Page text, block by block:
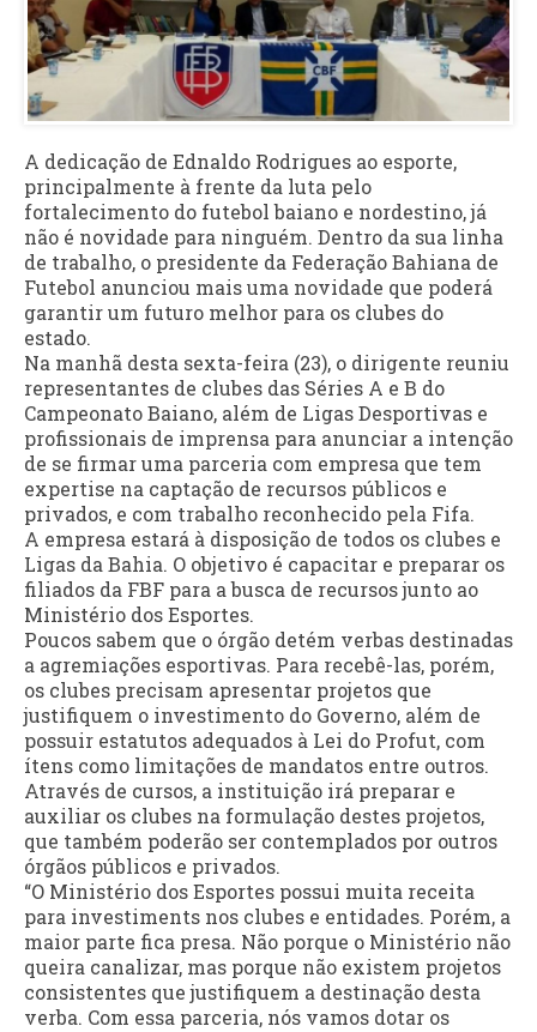
A dedicação de Ednaldo Rodrigues ao esporte,
principalmente à frente da luta pelo
fortalecimento do futebol baiano e nordestino, já
não é novidade para ninguém. Dentro da sua linha
de trabalho, o presidente da Federação Bahiana de
Futebol anunciou mais uma novidade que poderá
garantir um futuro melhor para os clubes do
estado.
Na manhã desta sexta-feira (23), o dirigente reuniu
representantes de clubes das Séries A e B do
Campeonato Baiano, além de Ligas Desportivas e
profissionais de imprensa para anunciar a intenção
de se firmar uma parceria com empresa que tem
expertise na captação de recursos públicos e
privados, e com trabalho reconhecido pela Fifa.
A empresa estará à disposição de todos os clubes e
Ligas da Bahia. O objetivo é capacitar e preparar os
filiados da FBF para a busca de recursos junto ao
Ministério dos Esportes.
Poucos sabem que o órgão detém verbas destinadas
a agremiações esportivas. Para recebê-las, porém,
os clubes precisam apresentar projetos que
justifiquem o investimento do Governo, além de
possuir estatutos adequados à Lei do Profut, com
ítens como limitações de mandatos entre outros.
Através de cursos, a instituição irá preparar e
auxiliar os clubes na formulação destes projetos,
que também poderão ser contemplados por outros
órgãos públicos e privados.
“O Ministério dos Esportes possui muita receita
para investiments nos clubes e entidades. Porém, a
maior parte fica presa. Não porque o Ministério não
queira canalizar, mas porque não existem projetos
consistentes que justifiquem a destinação desta
verba. Com essa parceria, nós vamos dotar os